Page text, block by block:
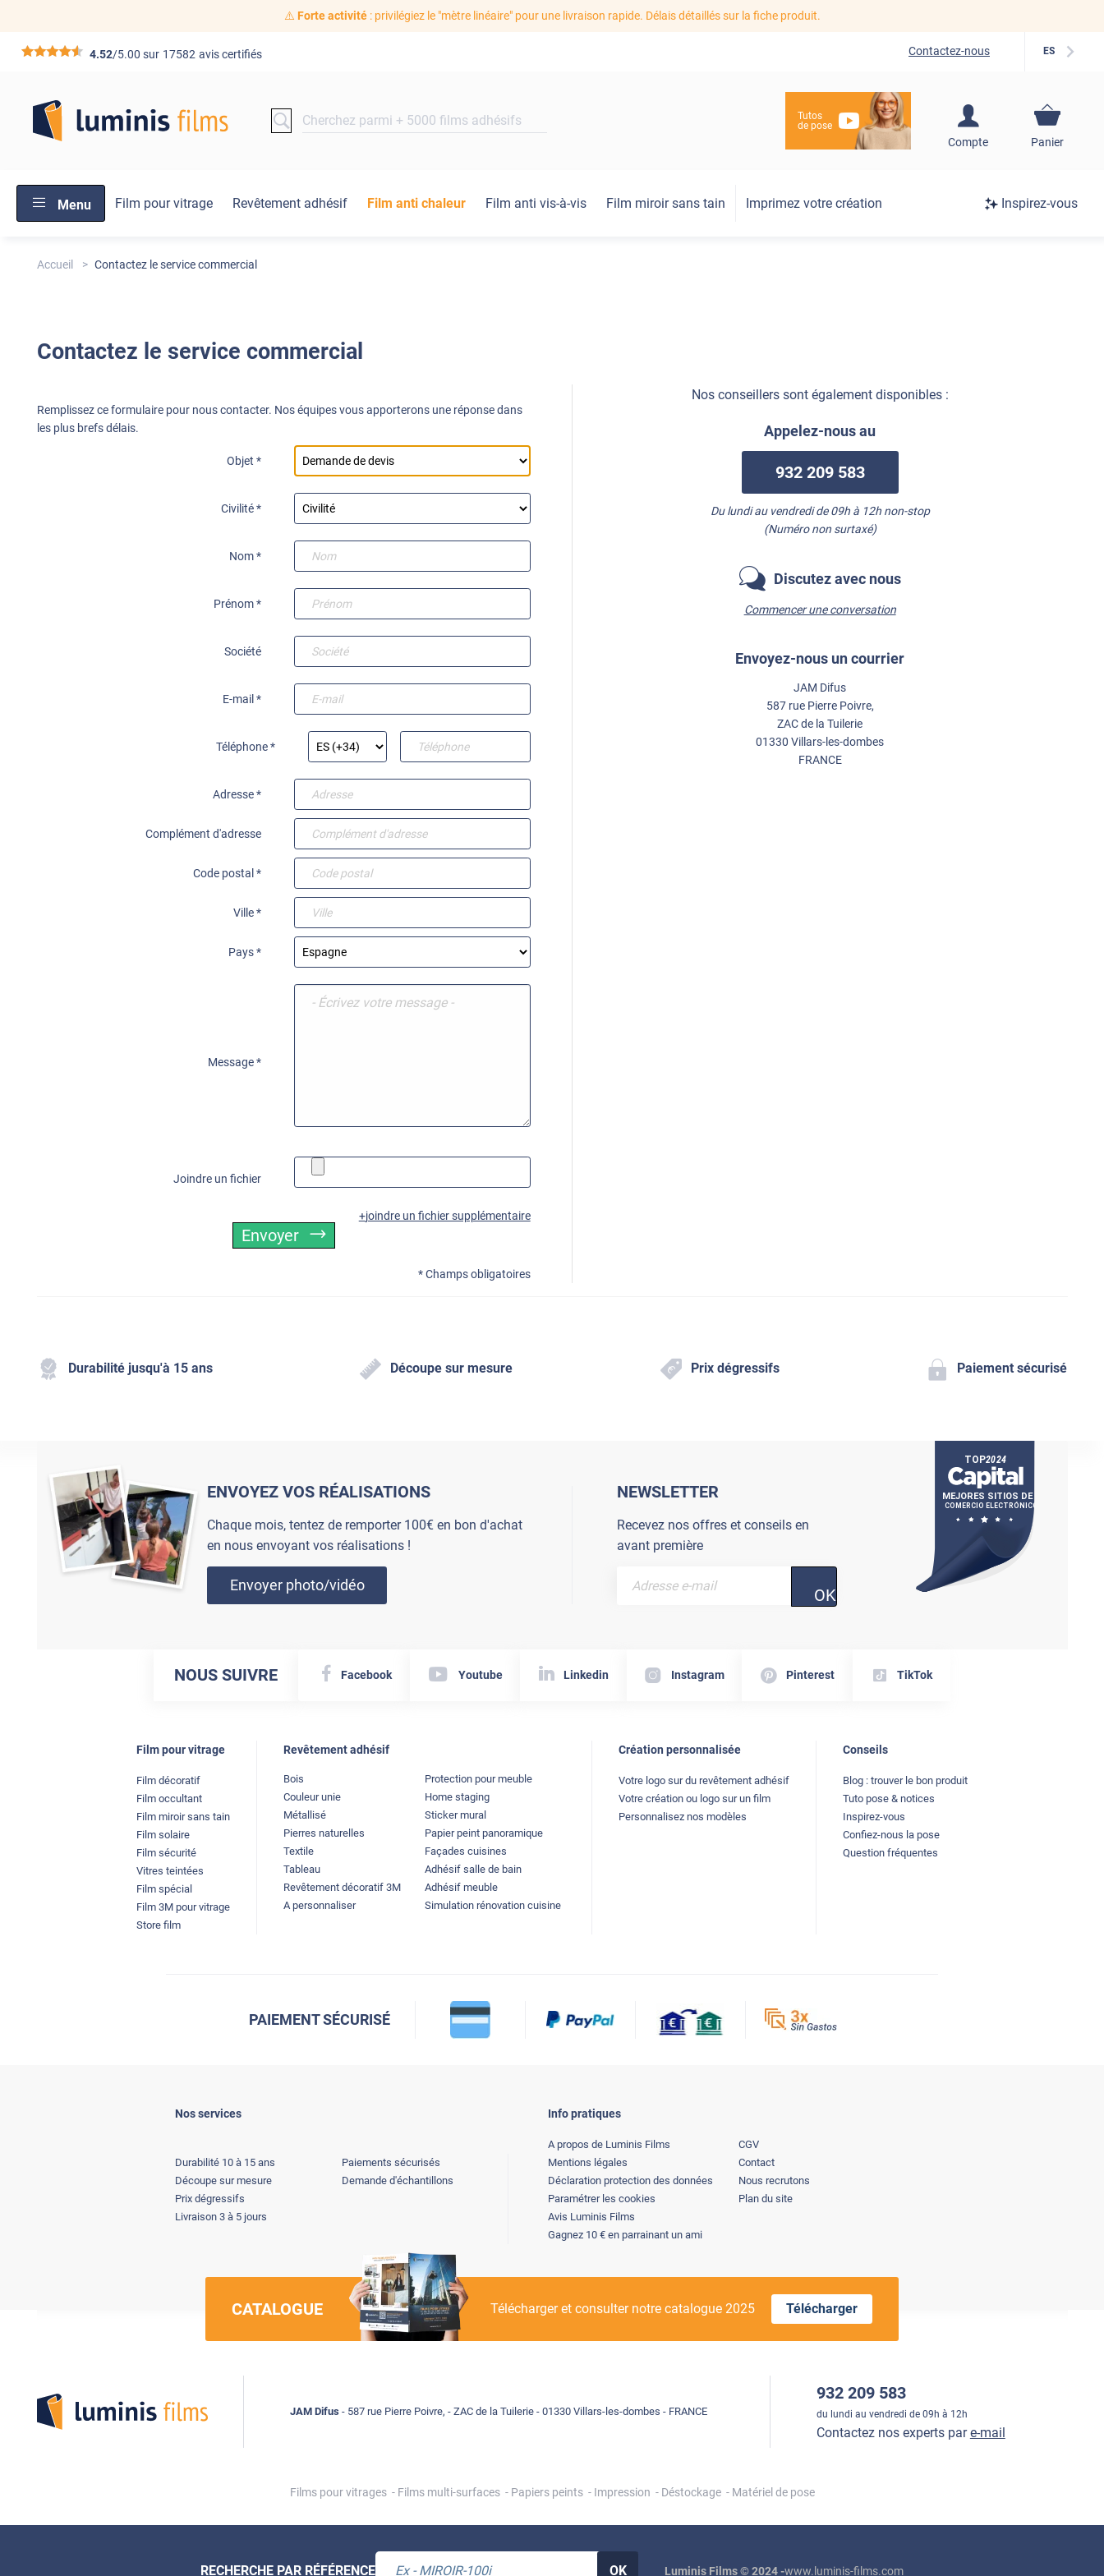
⚠️ Forte activité: privilégiez le "mètre linéaire" pour une livraison rapide. Délais détaillés sur la fiche produit.
*****4.52/5.00 sur 17582 avis certifiés Contactez-nous ES
Tutos
de pose
Compte
S'inscrire / Se
Panier
Menu Film pour vitrage Revêtement adhésif Film anti chaleur Film anti vis-à-vis Film miroir sans tain Imprimez votre création Inspirez-vous
Accueil Contactez le service commercial
Contactez le service commercial
Remplissez ce formulaire pour nous contacter. Nos équipes vous apporterons une réponse dans
les plus brefs délais.
Objet *
Civilité *
Nom *
Prénom *
Société
E-mail *
Téléphone *
Adresse *
Complément d'adresse
Code postal *
Ville *
Pays *
Message *
Joindre un fichier
joindre un fichier supplémentaire
Envoyer
* Champs obligatoires
Nos conseillers sont également disponibles :
Appelez-nous au
932 209 583
Du lundi au vendredi de 09h à 12h non-stop
(Numéro non surtaxé)
Discutez avec nous
Commencer une conversation
Envoyez-nous un courrier
JAM Difus
587 rue Pierre Poivre,
ZAC de la Tuilerie
01330 Villars-les-dombes
FRANCE
Durabilité jusqu'à 15 ans Découpe sur mesure Prix dégressifs Paiement sécurisé
ENVOYEZ VOS RÉALISATIONS
Chaque mois, tentez de remporter 100€ en bon d'achat
en nous envoyant vos réalisations !
Envoyer photo/vidéo
NEWSLETTER
Recevez nos offres et conseils en
avant première
OK
NOUS SUIVRE Facebook Youtube Linkedin Instagram Pinterest TikTok
Film pour vitrage
Film décoratif
Film occultant
Film miroir sans tain
Film solaire
Film sécurité
Vitres teintées
Film spécial
Film 3M pour vitrage
Store film
Revêtement adhésif
Bois
Couleur unie
Métallisé
Pierres naturelles
Textile
Tableau
Revêtement décoratif 3M
A personnaliser
Protection pour meuble
Home staging
Sticker mural
Papier peint panoramique
Façades cuisines
Adhésif salle de bain
Adhésif meuble
Simulation rénovation cuisine
Création personnalisée
Votre logo sur du revêtement adhésif
Votre création ou logo sur un film
Personnalisez nos modèles
Conseils
Blog : trouver le bon produit
Tuto pose & notices
Inspirez-vous
Confiez-nous la pose
Question fréquentes
PAIEMENT SÉCURISÉ
Nos services
Durabilité 10 à 15 ans
Découpe sur mesure
Prix dégressifs
Livraison 3 à 5 jours
Paiements sécurisés
Demande d'échantillons
Info pratiques
A propos de Luminis Films
Mentions légales
Déclaration protection des données
Paramétrer les cookies
Avis Luminis Films
Gagnez 10 € en parrainant un ami
CGV
Contact
Nous recrutons
Plan du site
CATALOGUE Télécharger et consulter notre catalogue 2025 Télécharger
JAM Difus - 587 rue Pierre Poivre, - ZAC de la Tuilerie - 01330 Villars-les-dombes - FRANCE
932 209 583
du lundi au vendredi de 09h à 12h
Contactez nos experts pare-mail
Films pour vitrages Films multi-surfaces Papiers peints Impression Déstockage Matériel de pose
RECHERCHE PAR RÉFÉRENCE OK Luminis Films © 2024 -www.luminis-films.com